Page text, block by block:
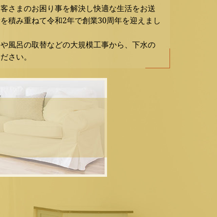
さまのお困り事を解決し快適な生活をお送
積み重ねて令和2年で創業30周年を迎えまし
風呂の取替などの大規模工事から、下水の
さい。